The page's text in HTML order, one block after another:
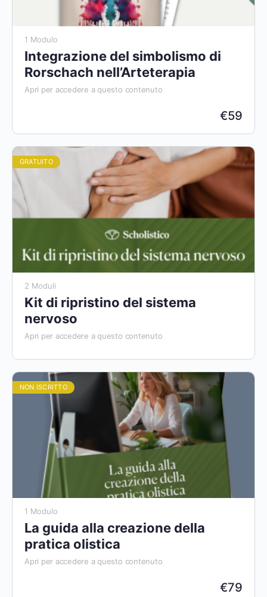
1 Modulo
Integrazione del simbolismo di
Rorschach nell’Arteterapia
Apri per accedere a questo contenuto
€59
GRATUITO
2 Moduli
Kit di ripristino del sistema
nervoso
Apri per accedere a questo contenuto
NON ISCRITTO
1 Modulo
La guida alla creazione della
pratica olistica
Apri per accedere a questo contenuto
€79